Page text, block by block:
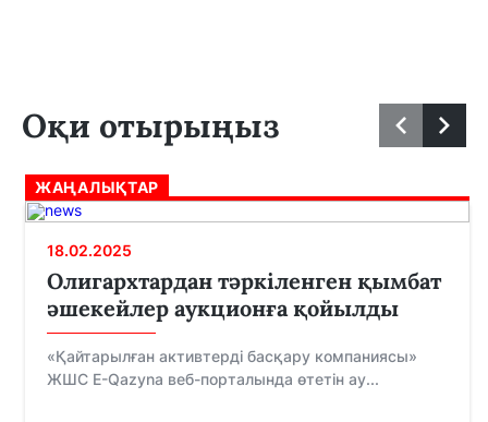
Оқи отырыңыз
ЖАҢАЛЫҚТАР
18.02.2025
Олигархтардан тәркіленген қымбат
әшекейлер аукционға қойылды
«Қайтарылған активтерді басқару компаниясы»
ЖШС E-Qazyna веб-порталында өтетін ау...